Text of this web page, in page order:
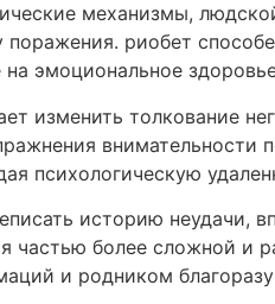
механизмы,
риобет
эмоциональное
изменить толкование
внимательности
психологическую
историю
более сложной и
и родником